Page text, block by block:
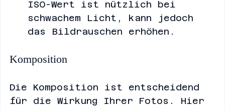
Licht reagiert. Ein höherer
ISO-Wert ist nützlich bei
schwachem Licht, kann jedoch
Die Komposition ist entscheidend